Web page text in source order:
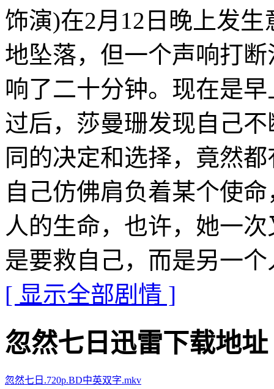
饰演)在2月12日晚上发
地坠落，但一个声响打
响了二十分钟。现在是
过后，莎曼珊发现自己
同的决定和选择，竟然
自己仿佛肩负着某个使
人的生命，也许，她一
是要救自己，而是另一
[ 显示全部剧情 ]
忽然七日迅雷下载地址 ·
忽然七日.720p.BD中英双字.mkv